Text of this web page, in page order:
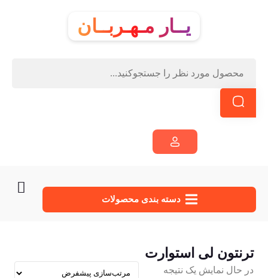
یــار مـهـربــان
دسته‌ بندی محصولات
ترنتون لی استوارت
در حال نمایش یک نتیجه